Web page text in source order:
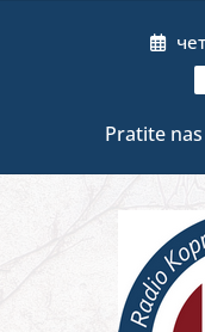
Pratite nas